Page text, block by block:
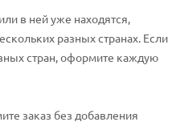
в ней уже находятся,
разных странах. Если
стран, оформите каждую
заказ без добавления